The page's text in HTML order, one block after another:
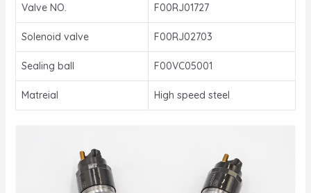
Valve NO. F00RJ01727
Solenoid valve F00RJ02703
Sealing ball F00VC05001
Matreial High speed steel